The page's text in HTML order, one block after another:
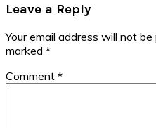
Interactions
Leave a Reply
Your email address will not be
marked *
Comment *